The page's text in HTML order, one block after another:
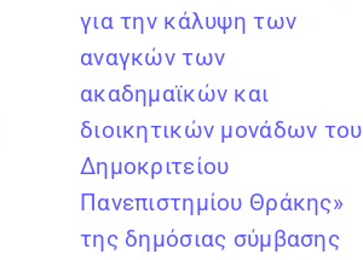
για την κάλυψη των
αναγκών των
ακαδημαϊκών και
διοικητικών μονάδων του
Δημοκριτείου
Πανεπιστημίου Θράκης»
της δημόσιας σύμβασης